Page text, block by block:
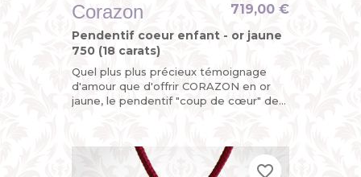
Corazon
Pendentif coeur enfant - or jaune
750 (18 carats)
Quel plus plus précieux témoignage
d'amour que d'offrir CORAZON en or
jaune, le pendentif "coup de cœur" de
719,00 €
favorite_border
favorite_border
favorite_border